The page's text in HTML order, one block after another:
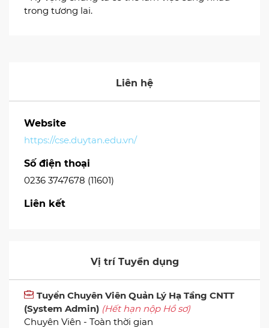
trong tương lai.
Liên hệ
Website
https://cse.duytan.edu.vn/
Số điện thoại
0236 3747678 (11601)
Liên kết
Vị trí Tuyển dụng
Tuyển Chuyên Viên Quản Lý Hạ Tầng CNTT
(System Admin) (Hết hạn nộp Hồ sơ)
Chuyên Viên - Toàn thời gian